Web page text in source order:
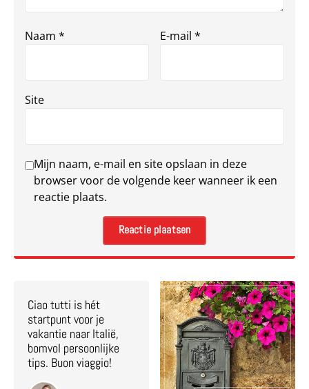
Naam * E-mail *
Site
Mijn naam, e-mail en site opslaan in deze
browser voor de volgende keer wanneer ik een
reactie plaats.
Ciao tutti is hét
startpunt voor je
vakantie naar Italië,
bomvol persoonlijke
tips. Buon viaggio!